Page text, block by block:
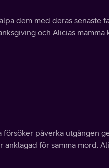
dem med deras senaste
och Alicias mamma
försöker påverka utgången
anklagad för samma mord.